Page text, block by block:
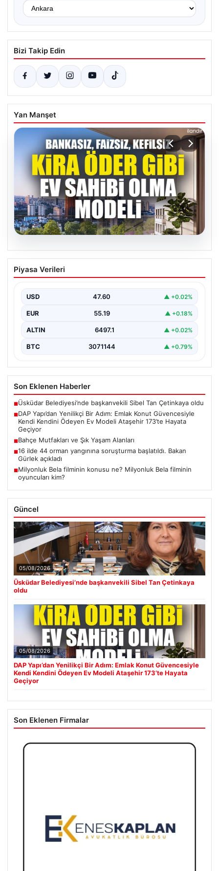
Bizi Takip Edin
Yan Manşet
05.08.2026
DAP Yapı’dan Yenilikçi Bir Adım: Emlak
Konut Güvencesiyle Kendi Kendini
Hayata Geçiyor
Gayrimenkul sektöründe prestijli ve yenilikçi
projeleriyle tanınan DAP Gayrimenkul Geliştirme, dikkat
çekici bir adım…
Piyasa Verileri
USD 47.60 ▲ +0.02%
EUR 55.19 ▲ +0.18%
ALTIN 6497.1 ▲ +0.02%
BTC 3071144 ▲ +0.79%
Son Eklenen Haberler
■Üsküdar Belediyesi’nde başkanvekili Sibel Tan Çetinkaya oldu
■DAP Yapı’dan Yenilikçi Bir Adım: Emlak Konut Güvencesiyle
Kendi Kendini Ödeyen Ev Modeli Ataşehir 173’te Hayata
Geçiyor
■Bahçe Mutfakları ve Şık Yaşam Alanları
■16 ilde 44 orman yangınına soruşturma başlatıldı. Bakan
Gürlek açıkladı
■Milyonluk Bela filminin konusu ne? Milyonluk Bela filminin
oyuncuları kim?
Güncel
05/08/2026
Üsküdar Belediyesi’nde başkanvekili Sibel Tan Çetinkaya
oldu
05/08/2026
DAP Yapı’dan Yenilikçi Bir Adım: Emlak Konut Güvencesiyle
Kendi Kendini Ödeyen Ev Modeli Ataşehir 173’te Hayata
Geçiyor
Son Eklenen Firmalar